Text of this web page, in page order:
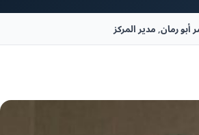
أبو رمان, مدير المركز